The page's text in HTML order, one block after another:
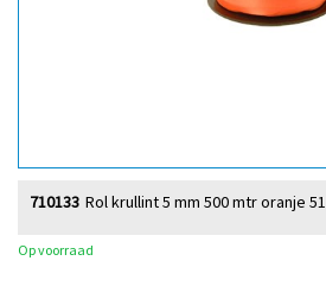
Rol krullint 5 mm 500 mtr oranje 51
710133
Op voorraad